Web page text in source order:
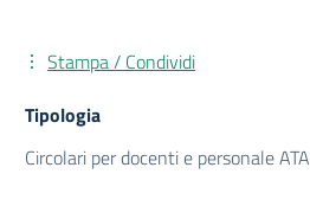
Stampa / Condividi
Tipologia
Circolari per docenti e personale ATA